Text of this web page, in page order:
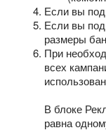
Если вы
Если вы
размеры
При
всех
В блоке
равна